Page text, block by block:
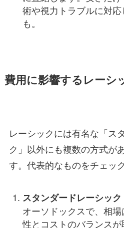
術や視力トラブルに対
も。
費用に影響するレーシ
レーシックには有名な「ス
ク」以外にも複数の方式が
す。代表的なものをチェッ
スタンダードレーシック
オーソドックスで、相
性とコストのバランスが